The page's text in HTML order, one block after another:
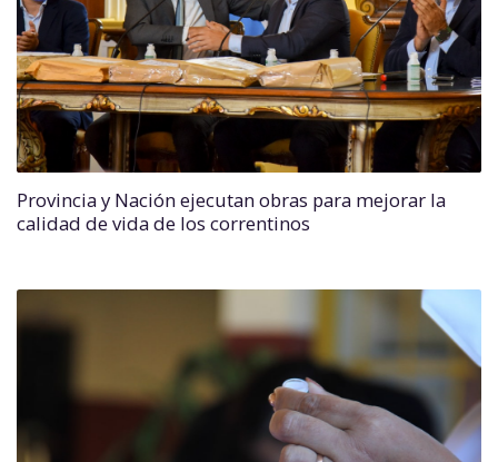
Provincia y Nación ejecutan obras para mejorar la
calidad de vida de los correntinos